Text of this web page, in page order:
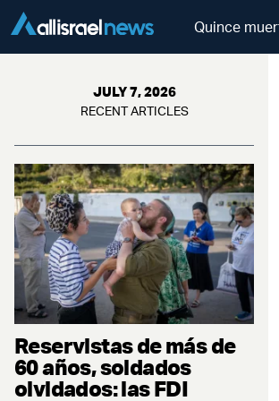
Quince
JULY 7, 2026
RECENT ARTICLES
Reservistas de más de
60 años, soldados
olvidados: las FDI